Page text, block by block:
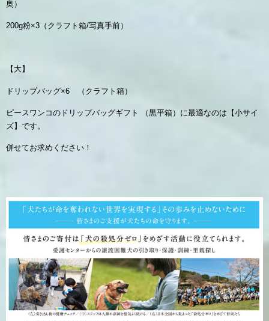
奥）
200g粉×3（クラフト箱/写真手前）
【大】
ドリップバッグ×6 （クラフト箱）
ピースワンコのドリップバッグギフト （黒平箱）に最適なのは【小サイ
ズ】です。
併せてお求めください！